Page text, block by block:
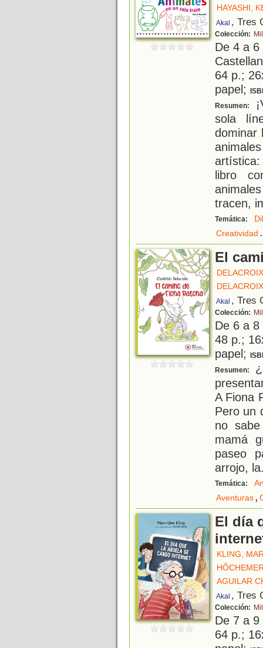
HAYASHI,
Akal , Tres
Colección:
De 4 a
64 p.;
papel;
Resumen:
sola
dominar
libro
tracen,
Temática:
Creatividad .
El
Akal , Tres
Colección:
De 6 a
48 p.;
papel;
Resumen:
A Fiona
Pero un
no
mamá
paseo
arrojo, la
Temática:
Aventuras,
El día
KLING,
AGUILAR
Akal , Tres
Colección:
De 7 a
64 p.;